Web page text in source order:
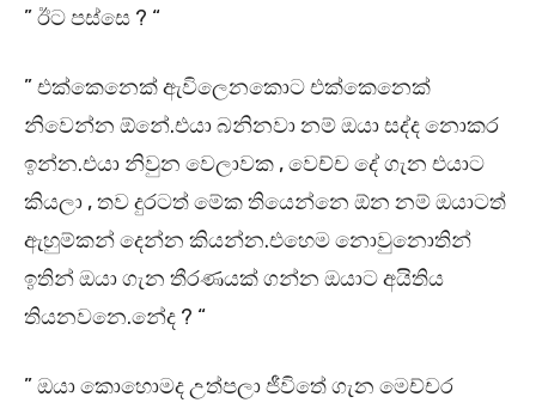
” ඊට පස්සෙ ? “
” එක්කෙනෙක් ඇවිලෙනකොට එක්කෙනෙක්
නිවෙන්න ඕනේ.එයා බනිනවා නම් ඔයා සද්ද නොකර
ඉන්න.එයා නිවුන වෙලාවක , වෙච්ච දේ ගැන එයාට
කියලා , තව දුරටත් මේක තියෙන්නෙ ඕන නම් ඔයාටත්
ඇහුම්කන් දෙන්න කියන්න.එහෙම නොවුනොතින්
ඉතින් ඔයා ගැන තීරණයක් ගන්න ඔයාට අයිතිය
තියනවනෙ.නේද ? “
” ඔයා කොහොමද උත්පලා ජීවිතේ ගැන මෙච්චර